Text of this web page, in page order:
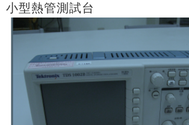
小型熱管測試台